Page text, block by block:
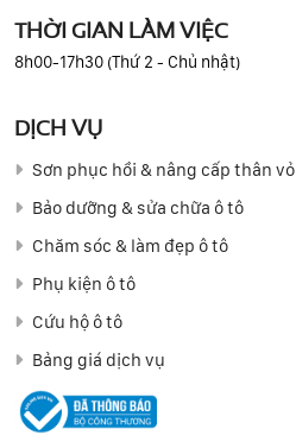
THỜI GIAN LÀM VIỆC
8h00-17h30 (Thứ 2 - Chủ nhật)
DỊCH VỤ
Sơn phục hồi & nâng cấp thân vỏ
Bảo dưỡng & sửa chữa ô tô
Chăm sóc & làm đẹp ô tô
Phụ kiện ô tô
Cứu hộ ô tô
Bảng giá dịch vụ